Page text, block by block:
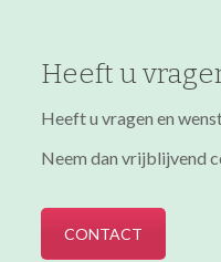
Heeft u
Heeft u vragen en
Neem dan vrijblijvend
CONTACT